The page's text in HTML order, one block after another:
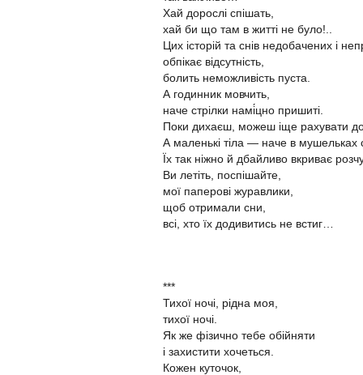
Хай дорослі спішать,
хай би що там в житті не було!..
Цих історій та снів недобачених і
обпікає відсутність,
болить неможливість пуста.
А годинник мовчить,
наче стрілки намі́цно пришиті.
Поки дихаєш, можеш іще рахувати
А маленькі тіла — наче в
Їх так ніжно й дбайливо вкриває
Ви летіть, поспішайте,
мої паперові журавлики,
щоб отримали сни,
всі, хто їх додивитись не встиг…
***
Тихої ночі, рідна моя,
тихої ночі.
Як же фізично тебе обійняти
і захистити хочеться.
Кожен куточок,